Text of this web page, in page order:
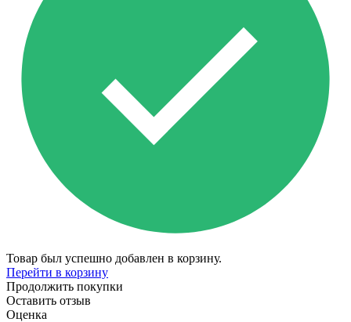
Товар был успешно добавлен в корзину.
Перейти в корзину
Продолжить покупки
Оставить отзыв
Оценка